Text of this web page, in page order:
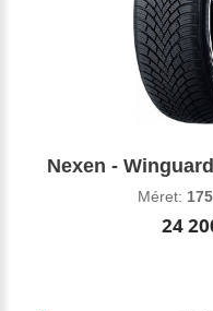
Nexen -
Méret:
24